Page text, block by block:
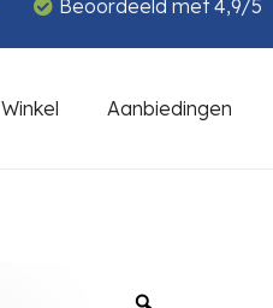
Beoordeeld met 4,9/5
Winkel Aanbiedingen